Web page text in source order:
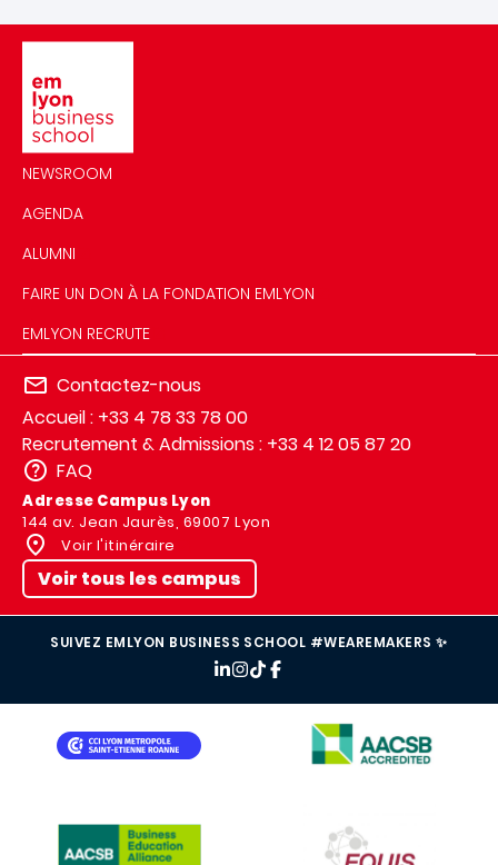
NEWSROOM
AGENDA
ALUMNI
FAIRE UN DON À LA FONDATION EMLYON
EMLYON RECRUTE
Contactez-nous
Accueil : +33 4 78 33 78 00
Recrutement & Admissions : +33 4 12 05 87 20
FAQ
Adresse Campus Lyon
144 av. Jean Jaurès, 69007 Lyon
Voir l'itinéraire
Voir tous les campus
SUIVEZ EMLYON BUSINESS SCHOOL #WEAREMAKERS ✨
IMAGE